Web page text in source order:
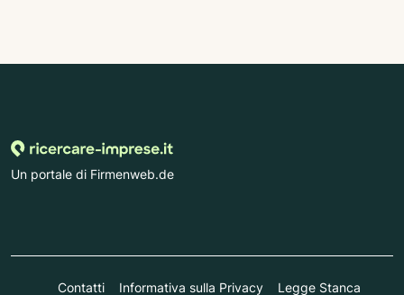
Un portale di Firmenweb.de
Contatti Informativa sulla Privacy Legge Stanca